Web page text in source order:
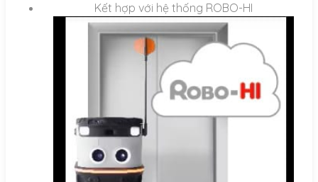
Kết hợp với hệ thống ROBO-HI